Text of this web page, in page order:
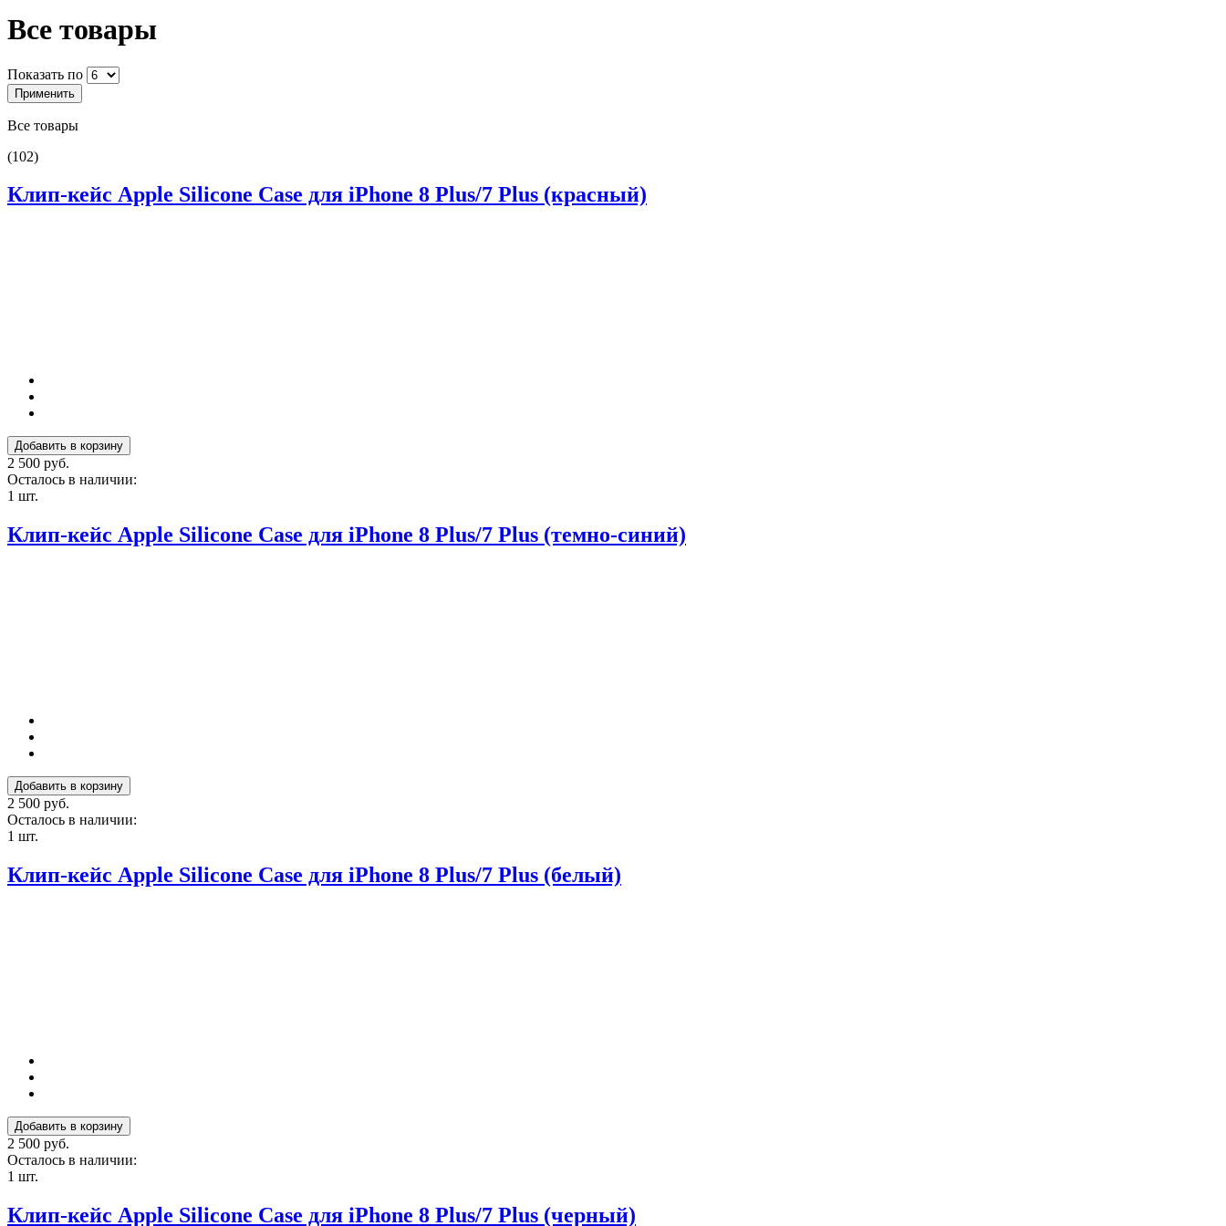
Все товары
Показать по
Все товары
(102)
Клип-кейс Apple Silicone Case для iPhone 8 Plus/7 Plus (красный)
2 500 руб.
Осталось в наличии:
1 шт.
Клип-кейс Apple Silicone Case для iPhone 8 Plus/7 Plus (темно-синий)
2 500 руб.
Осталось в наличии:
1 шт.
Клип-кейс Apple Silicone Case для iPhone 8 Plus/7 Plus (белый)
2 500 руб.
Осталось в наличии:
1 шт.
Клип-кейс Apple Silicone Case для iPhone 8 Plus/7 Plus (черный)